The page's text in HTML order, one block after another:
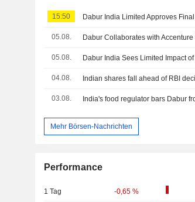
15:50
05.08. Dabur Collaborates with
05.08.
04.08.
03.08.
Mehr Börsen-Nachrichten
Performance
1 Tag -0,65 %